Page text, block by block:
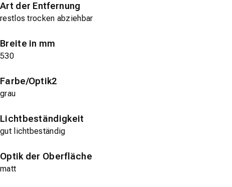
Art der Entfernung
restlos trocken abziehbar
Breite in mm
530
Farbe/Optik2
grau
Lichtbeständigkeit
gut lichtbeständig
Optik der Oberfläche
matt